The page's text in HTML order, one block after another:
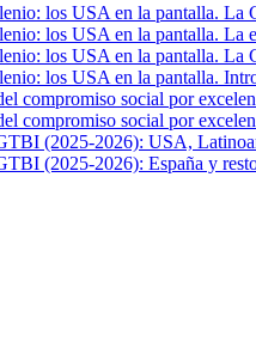
los USA en la pantalla. La
los USA en la pantalla.
los USA en la pantalla. La
los USA en la pantalla.
compromiso social por
compromiso social por
(2025-2026): USA,
(2025-2026): España y